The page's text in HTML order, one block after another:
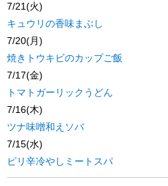
7/21(火)
キュウリの香味まぶし
7/20(月)
焼きトウキビのカップご飯
7/17(金)
トマトガーリックうどん
7/16(木)
ツナ味噌和えソバ
7/15(水)
ピリ辛冷やしミートスパ